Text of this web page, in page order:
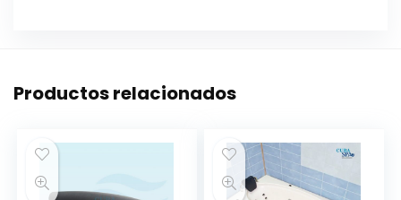
Productos relacionados